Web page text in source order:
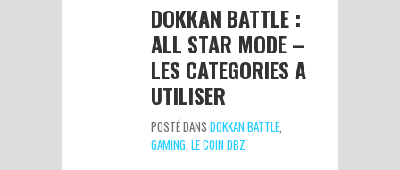
DOKKAN BATTLE :
ALL STAR MODE –
LES CATEGORIES A
UTILISER
POSTÉ DANS DOKKAN BATTLE
GAMING LE COIN DBZ